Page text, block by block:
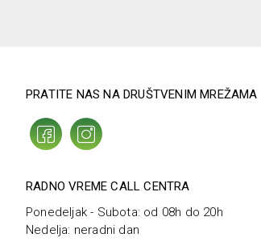
PRATITE NAS NA DRUŠTVENIM MREŽAMA
RADNO VREME CALL CENTRA
Ponedeljak - Subota: od 08h do 20h
Nedelja: neradni dan